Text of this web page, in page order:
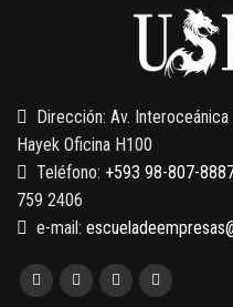
Gobernanza de datos
13 AGOSTO, 2026
Finanzas para no financieros
Dirección: Av.
Hayek Oficina H100
Teléfono: +593 98-807-
759 2406
e-mail: